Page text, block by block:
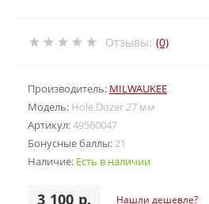
Отзывы: (0)
Производитель: MILWAUKEE
Модель: Hole Dozer 27 мм
Артикул:49560047
Бонусные баллы:21
Наличие: Есть в наличии
3 100 р. Нашли дешевле?